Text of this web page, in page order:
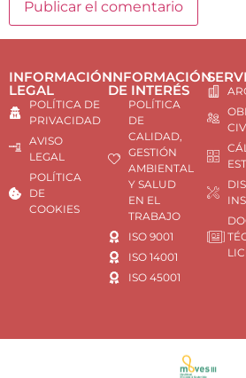
INFORMACIÓN
LEGAL
POLÍTICA DE
PRIVACIDAD
AVISO
LEGAL
POLÍTICA
DE
COOKIES
INFORMACIÓN
DE INTERÉS
POLÍTICA
DE
CALIDAD,
GESTIÓN
AMBIENTAL
Y SALUD
EN EL
TRABAJO
ISO 9001
ISO 14001
ISO 45001